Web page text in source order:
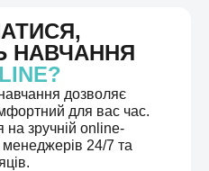
НАВЧАННЯ
дозволяє
для вас час.
на зручній online-
24/7 та